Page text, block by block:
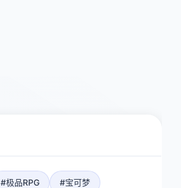
#极品RPG #宝可梦